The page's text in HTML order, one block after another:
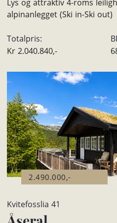
Lys og attraktiv 4-roms
alpinanlegget (Ski in-Ski out)
Totalpris:
Kr 2.040.840,-
2.490.000,-
Kvitefosslia 41